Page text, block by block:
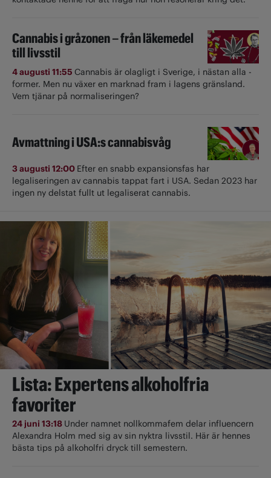
Cannabis i gråzonen – från läkemedel
till livsstil
4 augusti 11:55 Cannabis är olagligt i ­Sverige, i nästan alla ­
former. Men nu växer en marknad fram i lagens gränsland.
Vem tjänar på normaliseringen?
Avmattning i USA:s cannabisvåg
3 augusti 12:00 Efter en snabb expansionsfas har
legaliseringen av cannabis tappat fart i USA. Sedan 2023 har
ingen ny delstat fullt ut ­legaliserat cannabis.
Lista: Expertens alkoholfria
favoriter
24 juni 13:18 Under namnet nollkommafem delar influencern
Alexandra Holm med sig av sin nyktra livsstil. Här är hennes
bästa tips på alkoholfri dryck till semestern.